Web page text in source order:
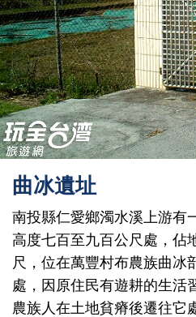
曲冰遺址
南投縣仁愛鄉濁水溪上游有
高度七百至九百公尺處，佔
尺，位在萬豐村布農族曲冰
處，因原住民有遊耕的生活
農族人在土地貧瘠後遷往它